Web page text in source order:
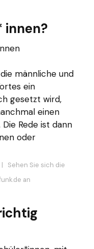
innen?
männliche und
ein
gesetzt wird,
einen
Rede ist dann
oder
| Sehen Sie sich die
an